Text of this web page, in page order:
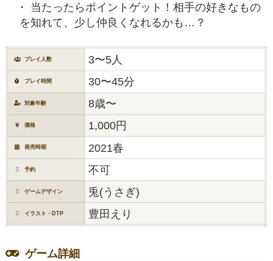
当たったらポイントゲット！相手の好きなもの
を知れて、少し仲良くなれるかも…？
プレイ人数 3〜5人
プレイ時間 30〜45分
対象年齢 8歳〜
価格 1,000円
発売時期 2021春
予約 不可
ゲームデザイン 兎(うさぎ)
イラスト・DTP 豊田えり
ゲーム詳細